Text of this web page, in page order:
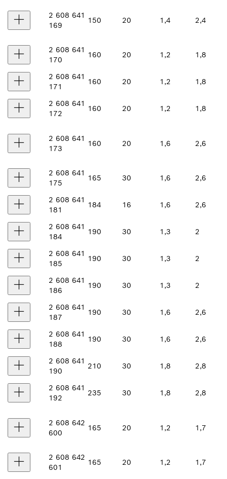
2 608 641
169
150 20 1,4 2,4
2 608 641
170
160 20 1,2 1,8
2 608 641
171
160 20 1,2 1,8
2 608 641
172
160 20 1,2 1,8
2 608 641
173
160 20 1,6 2,6
2 608 641
175
165 30 1,6 2,6
2 608 641
181
184 16 1,6 2,6
2 608 641
184
190 30 1,3 2
2 608 641
185
190 30 1,3 2
2 608 641
186
190 30 1,3 2
2 608 641
187
190 30 1,6 2,6
2 608 641
188
190 30 1,6 2,6
2 608 641
190
210 30 1,8 2,8
2 608 641
192
235 30 1,8 2,8
2 608 642
600
165 20 1,2 1,7
2 608 642
601
165 20 1,2 1,7